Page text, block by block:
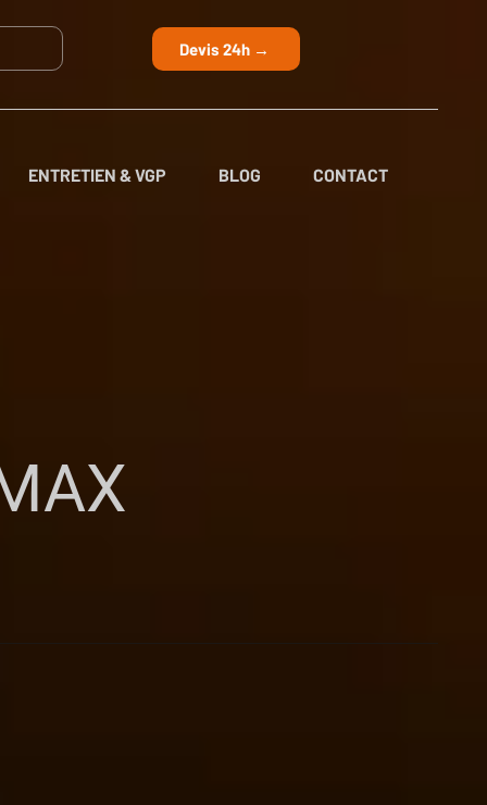
Devis 24h →
ENTRETIEN & VGP BLOG CONTACT